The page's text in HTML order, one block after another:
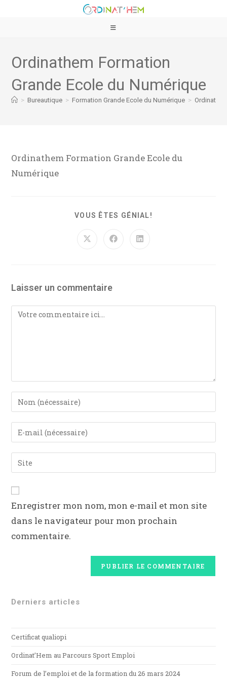
Ordinathem Formation
Grande Ecole du Numérique
> Bureautique > Formation Grande Ecole du Numérique >
Ordinathem Formation Grande Ecole du
Numérique
VOUS ÊTES GÉNIAL!
Laisser un commentaire
Enregistrer mon nom, mon e-mail et mon site
dans le navigateur pour mon prochain
commentaire.
Derniers articles
Certificat qualiopi
Ordinat’Hem au Parcours Sport Emploi
Forum de l’emploi et de la formation du 26 mars 2024